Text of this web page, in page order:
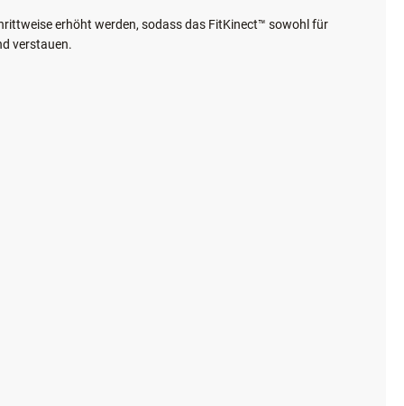
erhöht werden, sodass das FitKinect™ sowohl für
verstauen.